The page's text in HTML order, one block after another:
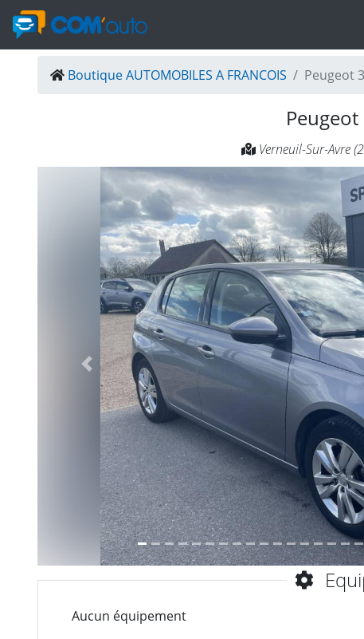
Boutique AUTOMOBILES A FRANCOIS Peugeot
Verneuil-Sur-Avre
Précèdent
Aucun équipement